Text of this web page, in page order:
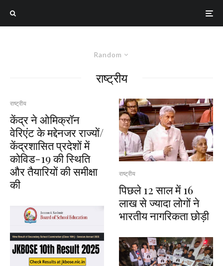
Random
राष्ट्रीय
राष्ट्रीय
केंद्र ने ओमिक्रॉन
वेरिएंट के मद्देनजर राज्यों/
केंद्रशासित प्रदेशों में
कोविड-19 की स्थिति
और तैयारियों की समीक्षा
की
राष्ट्रीय
पिछले 12 साल में 16
लाख से ज्यादा लोगों ने
भारतीय नागरिकता छोड़ी